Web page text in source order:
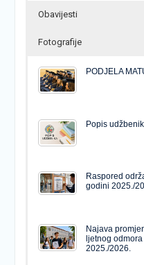
Obavijesti
Fotografije
PODJELA
Popis
Raspored
godini 2025./
Najava
ljetnog
2025./2026.